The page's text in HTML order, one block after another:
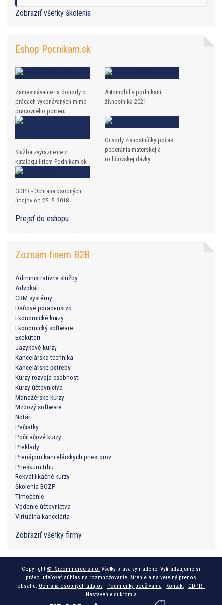
Zobraziť všetky školenia
Eshop Podnikam.sk
Zamestnávanie na dohody o
prácach vykonávaných mimo
pracovného pomeru
Automobil v podnikaní
živnostníka 2021
Služba zvýraznenie v
katalógu firiem Podnikam.sk
Odvody živnostníčky počas
poberania materskej a
rodičovskej dávky
GDPR - Ochrana osobných
údajov od 25. 5. 2018
Prejsť do eshopu
Zoznam firiem B2B
Administratívne služby
Advokáti
CRM systémy
Daňové poradenstvo
Ekonomické kurzy
Ekonomický software
Exekútori
Jazykové kurzy
Kancelárska technika
Kancelárske potreby
Kurzy rozvoja osobnosti
Kurzy účtovníctva
Manažérske kurzy
Mzdový software
Notári
Pečiatky
Počítačové kurzy
Preklady
Prenájom kancelárskych priestorov
Prieskum trhu
Rekvalifikačné kurzy
Školenia BOZP
Tlmočenie
Vedenie účtovníctva
Virtuálna kancelária
Zobraziť všetky firmy
Copyright © iSicommerce s.r.o. Všetky práva vyhradené. Vyhradzujeme si
právo udeľovať súhlas na rozmnožovanie, šírenie a na verejný prenos
obsahu. Ochrana osobných údajov| Podmienky používania | Kontakt| GDPR -
Nastavenie sukromia